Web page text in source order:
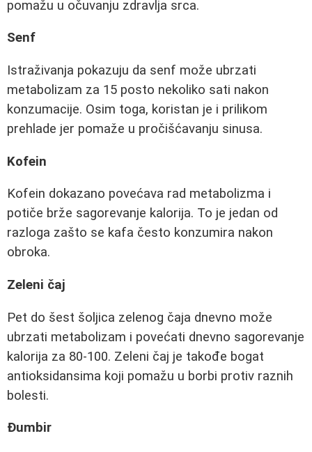
pomažu u očuvanju zdravlja srca.
Senf
Istraživanja pokazuju da senf može ubrzati
metabolizam za 15 posto nekoliko sati nakon
konzumacije. Osim toga, koristan je i prilikom
prehlade jer pomaže u pročišćavanju sinusa.
Kofein
Kofein dokazano povećava rad metabolizma i
potiče brže sagorevanje kalorija. To je jedan od
razloga zašto se kafa često konzumira nakon
obroka.
Zeleni čaj
Pet do šest šoljica zelenog čaja dnevno može
ubrzati metabolizam i povećati dnevno sagorevanje
kalorija za 80-100. Zeleni čaj je takođe bogat
antioksidansima koji pomažu u borbi protiv raznih
bolesti.
Đumbir